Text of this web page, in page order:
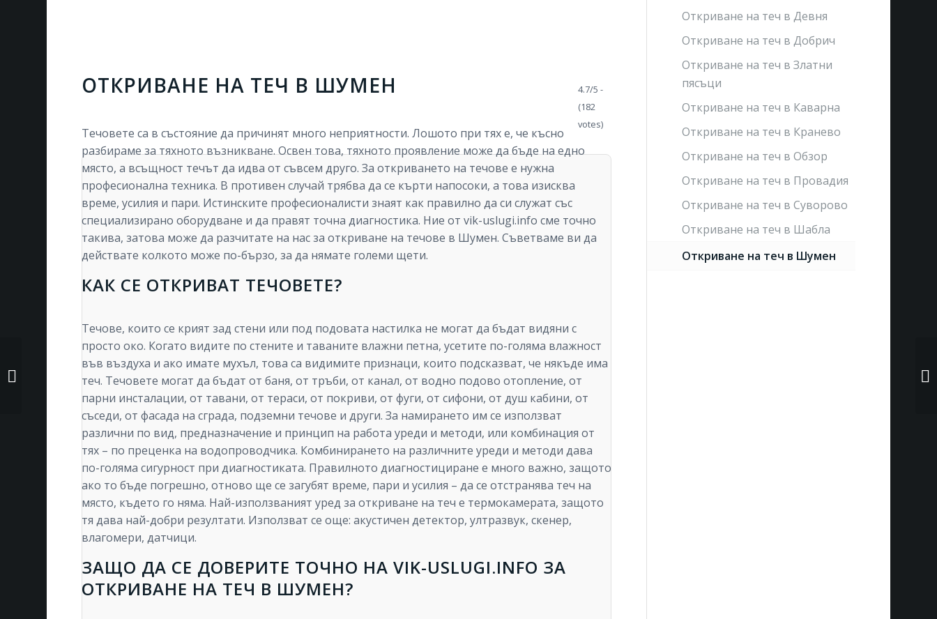
ОТКРИВАНЕ НА ТЕЧ В ШУМЕН
Течовете са в състояние да причинят много неприятности. Лошото при тях е, че късно
разбираме за тяхното възникване. Освен това, тяхното проявление може да бъде на едно
място, а всъщност течът да идва от съвсем друго. За откриването на течове е нужна
професионална техника. В противен случай трябва да се кърти напосоки, а това изисква
време, усилия и пари. Истинските професионалисти знаят как правилно да си служат със
специализирано оборудване и да правят точна диагностика. Ние от vik-uslugi.info сме точно
такива, затова може да разчитате на нас за откриване на течове в Шумен. Съветваме ви да
действате колкото може по-бързо, за да нямате големи щети.
КАК СЕ ОТКРИВАТ ТЕЧОВЕТЕ?
Течове, които се крият зад стени или под подовата настилка не могат да бъдат видяни с
просто око. Когато видите по стените и таваните влажни петна, усетите по-голяма влажност
във въздуха и ако имате мухъл, това са видимите признаци, които подсказват, че някъде има
теч. Течовете могат да бъдат от баня, от тръби, от канал, от водно подово отопление, от
парни инсталации, от тавани, от тераси, от покриви, от фуги, от сифони, от душ кабини, от
съседи, от фасада на сграда, подземни течове и други. За намирането им се използват
различни по вид, предназначение и принцип на работа уреди и методи, или комбинация от
тях – по преценка на водопроводчика. Комбинирането на различните уреди и методи дава
по-голяма сигурност при диагностиката. Правилното диагностициране е много важно, защото
ако то бъде погрешно, отново ще се загубят време, пари и усилия – да се отстранява теч на
място, където го няма. Най-използваният уред за откриване на теч е термокамерата, защото
тя дава най-добри резултати. Използват се още: акустичен детектор, ултразвук, скенер,
влагомери, датчици.
ЗАЩО ДА СЕ ДОВЕРИТЕ ТОЧНО НА VIK-USLUGI.INFO ЗА
ОТКРИВАНЕ НА ТЕЧ В ШУМЕН?
4.7/5 -
(182
votes)
Откриване на теч в Девня
Откриване на теч в Добрич
Откриване на теч в Златни
пясъци
Откриване на теч в Каварна
Откриване на теч в Кранево
Откриване на теч в Обзор
Откриване на теч в Провадия
Откриване на теч в Суворово
Откриване на теч в Шабла
Откриване на теч в Шумен
Откриване на теч в